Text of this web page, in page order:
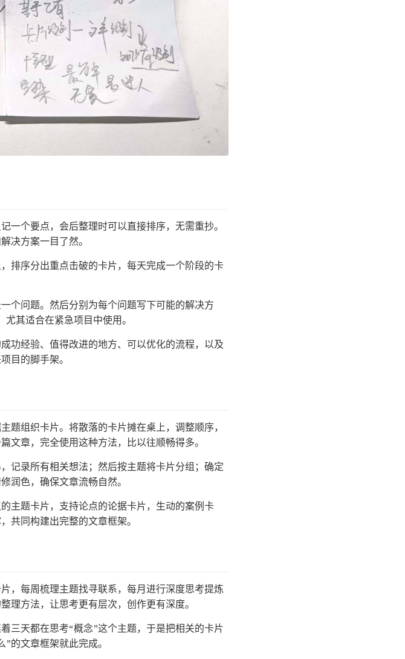
一个要点，会后整理时可以直接排序，无需重抄。
决方案一目了然。
排序分出重点击破的卡片，每天完成一个阶段的卡
个问题。然后分别为每个问题写下可能的解决方
其适合在紧急项目中使用。
功经验、值得改进的地方、可以优化的流程，以及
目的脚手架。
题组织卡片。将散落的卡片摊在桌上，调整顺序，
文章，完全使用这种方法，比以往顺畅得多。
记录所有相关想法；然后按主题将卡片分组；确定
润色，确保文章流畅自然。
主题卡片，支持论点的论据卡片，生动的案例卡
共同构建出完整的文章框架。
，每周梳理主题找寻联系，每月进行深度思考提炼
理方法，让思考更有层次，创作更有深度。
三天都在思考“概念”这个主题，于是把相关的卡片
的文章框架就此完成。